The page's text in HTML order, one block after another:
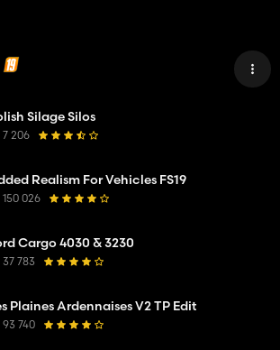
Silage Silos
7 206
Realism For Vehicles FS19
150 026
Cargo 4030 & 3230
37 783
Plaines Ardennaises V2 TP Edit
93 740